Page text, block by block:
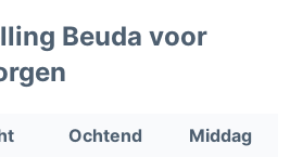
Beuda voor
Ochtend Middag